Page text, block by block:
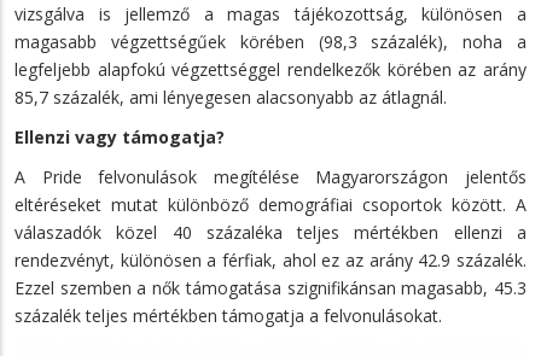
vizsgálva is jellemző a magas tájékozottság, különösen a
magasabb végzettségűek körében (98,3 százalék), noha a
legfeljebb alapfokú végzettséggel rendelkezők körében az arány
85,7 százalék, ami lényegesen alacsonyabb az átlagnál.
Ellenzi vagy támogatja?
A Pride felvonulások megítélése Magyarországon jelentős
eltéréseket mutat különböző demográfiai csoportok között. A
válaszadók közel 40 százaléka teljes mértékben ellenzi a
rendezvényt, különösen a férfiak, ahol ez az arány 42.9 százalék.
Ezzel szemben a nők támogatása szignifikánsan magasabb, 45.3
százalék teljes mértékben támogatja a felvonulásokat.